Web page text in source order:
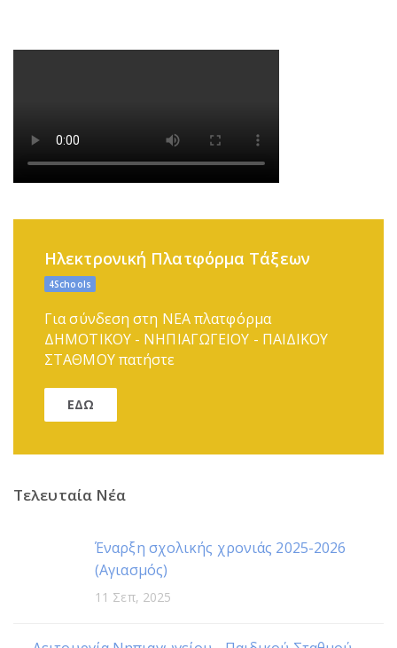
Ηλεκτρονική Πλατφόρμα Τάξεων
4Schools
Για σύνδεση στη ΝΕΑ πλατφόρμα
ΔΗΜΟΤΙΚΟΥ - ΝΗΠΙΑΓΩΓΕΙΟΥ - ΠΑΙΔΙΚΟΥ
ΣΤΑΘΜΟΥ πατήστε
ΕΔΩ
Τελευταία Νέα
Έναρξη σχολικής χρονιάς 2025-2026
(Αγιασμός)
11 Σεπ, 2025